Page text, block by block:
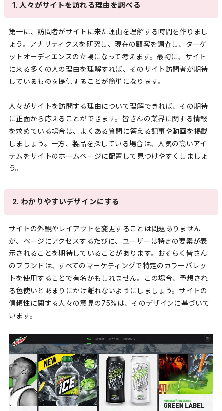
1. 人々がサイトを訪れる理由を調べる
第一に、訪問者がサイトに来た理由を理解する時間を作りまし
ょう。アナリティクスを研究し、現在の顧客を調査し、ターゲ
ットオーディエンスの立場になって考えます。最初に、サイト
に来る多くの人の理由を理解すれば、そのサイト訪問者が期待
しているものを提供することが簡単になります。
人々がサイトを訪問する理由について理解できれば、その期待
に正面から応えることができます。皆さんの業界に関する情報
を求めている場合は、よくある質問に答える記事や動画を掲載
しましょう。一方、製品を探している場合は、人気の高いアイ
テムをサイトのホームページに配置して見つけやすくしましょ
う。
2. わかりやすいデザインにする
サイトの外観やレイアウトを変更することは問題ありません
が、ページにアクセスするたびに、ユーザーは特定の要素が表
示されることを期待していることがあります。おそらく皆さん
のブランドは、すべてのマーケティングで特定のカラーパレッ
トを使用することで有名かもしれません。この場合、予想され
る色使いとあまりにかけ離れないようにしましょう。サイトの
信頼性に関する人々の意見の75%は、そのデザインに基づいて
います。